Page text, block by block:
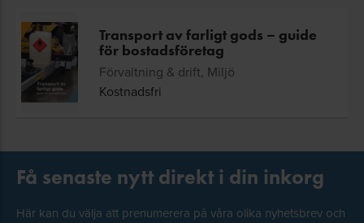
Transport av farligt gods – guide
för bostadsföretag
Förvaltning & drift, Miljö
Kostnadsfri
Få senaste nytt direkt i din inkorg
Här kan du välja att prenumerera på våra olika nyhetsbrev och